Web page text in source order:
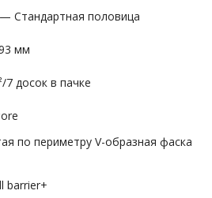
— Стандартная половица
мм
7 досок в пачке
по периметру V-образная фаска
barrier+